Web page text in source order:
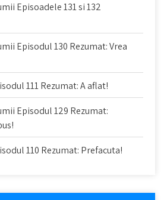
Episoadele 131 si 132
Episodul 130 Rezumat: Vrea
111 Rezumat: A aflat!
Episodul 129 Rezumat:
110 Rezumat: Prefacuta!